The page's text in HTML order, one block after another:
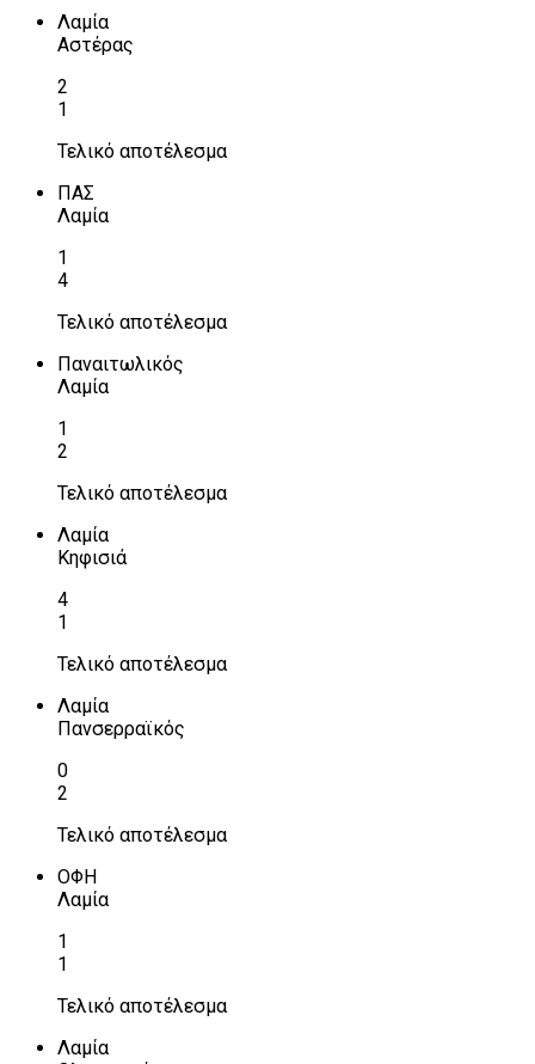
Λαμία
Αστέρας
2
1
Τελικό αποτέλεσμα
ΠΑΣ
Λαμία
1
4
Τελικό αποτέλεσμα
Παναιτωλικός
Λαμία
1
2
Τελικό αποτέλεσμα
Λαμία
Κηφισιά
4
1
Τελικό αποτέλεσμα
Λαμία
Πανσερραϊκός
0
2
Τελικό αποτέλεσμα
ΟΦΗ
Λαμία
1
1
Τελικό αποτέλεσμα
Λαμία